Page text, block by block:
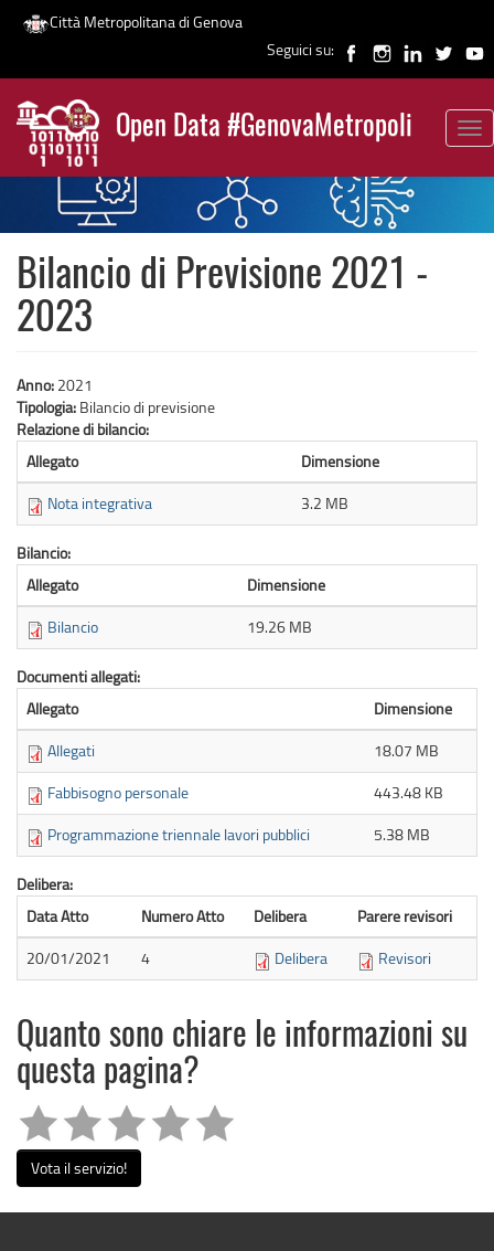
Salta
contenuto
principale
Città Metropolitana di Genova
Seguici su:
Open Data #GenovaMetropoli
News
Bilancio di Previsione 2021 -
2023
Anno: 2021
Tipologia: Bilancio di previsione
Relazione di bilancio:
Allegato
Dimensione
Nota integrativa
3.2 MB
Bilancio:
Allegato
Dimensione
Bilancio
19.26 MB
Documenti allegati:
Allegato
Dimensione
Allegati
18.07 MB
Fabbisogno personale
443.48 KB
Programmazione triennale lavori pubblici
5.38 MB
Delibera:
Data Atto
Numero Atto Delibera
Parere revisori
20/01/2021
4 Delibera Revisori
Quanto sono chiare le informazioni su
questa pagina?
Vota il servizio!